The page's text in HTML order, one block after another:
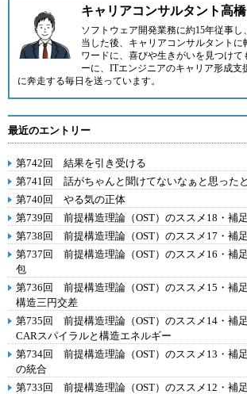
キャリアコンサルタント高橋
ソフトウェア開発業務に約15年従事し
当した後、キャリアコンサルタントに
ワードに、喜びや生きがいを見つけて
ーに、ITエンジニアのキャリア形成支
に奔走する毎日を送っています。
最近のエントリー
第742回 結果を引き受ける
第741回 話がちゃんと聞けてないなぁと思った
第740回 やる気の正体
第739回 前提構造理論（OST）のススメ18・補
第738回 前提構造理論（OST）のススメ17・補
第737回 前提構造理論（OST）のススメ16・補
包
第736回 前提構造理論（OST）のススメ15・補
構造三円交差
第735回 前提構造理論（OST）のススメ14・補
CARスパイラルと構造エネルギー
第734回 前提構造理論（OST）のススメ13・補
の統合
第733回 前提構造理論（OST）のススメ12・補